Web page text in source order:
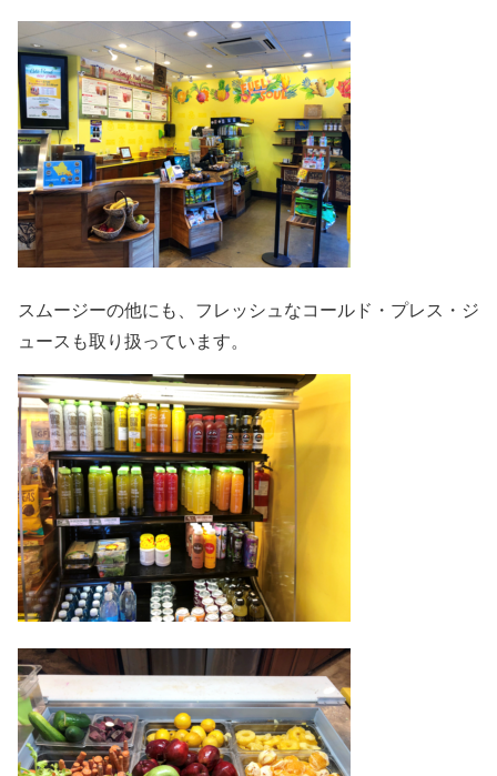
スムージーの他にも、フレッシュなコールド・プレス・ジ
ュースも取り扱っています。